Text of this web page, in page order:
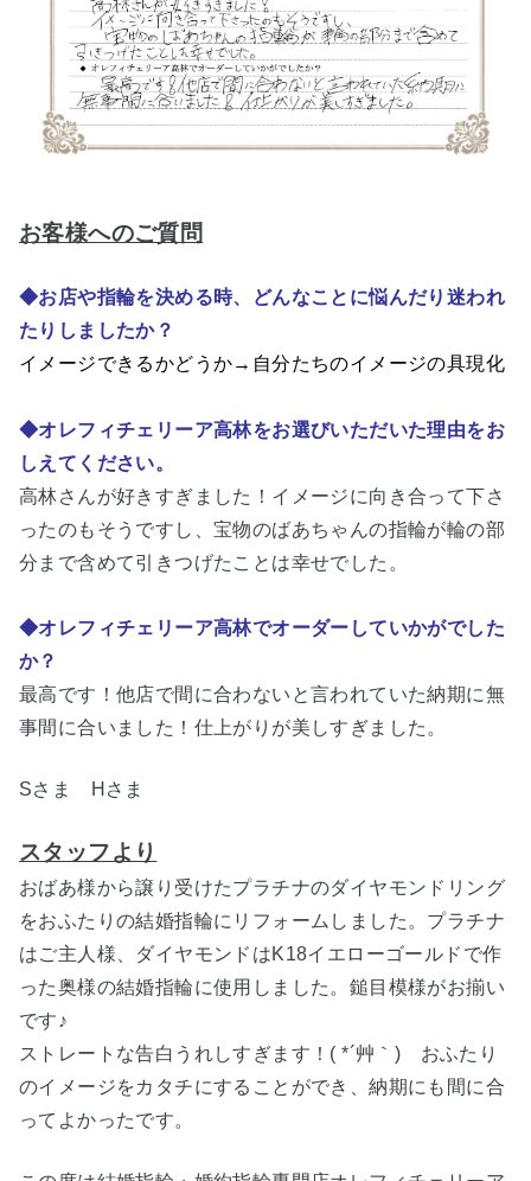
お客様へのご質問
◆お店や指輪を決める時、どんなことに悩んだり迷われ
たりしましたか？
イメージできるかどうか→自分たちのイメージの具現化
◆オレフィチェリーア高林をお選びいただいた理由をお
しえてください。
高林さんが好きすぎました！イメージに向き合って下さ
ったのもそうですし、宝物のばあちゃんの指輪が輪の部
分まで含めて引きつげたことは幸せでした。
◆オレフィチェリーア高林でオーダーしていかがでした
か？
最高です！他店で間に合わないと言われていた納期に無
事間に合いました！仕上がりが美しすぎました。
Sさま Hさま
スタッフより
おばあ様から譲り受けたプラチナのダイヤモンドリング
をおふたりの結婚指輪にリフォームしました。プラチナ
はご主人様、ダイヤモンドはK18イエローゴールドで作
った奥様の結婚指輪に使用しました。鎚目模様がお揃い
です♪
ストレートな告白うれしすぎます！( *´艸｀) おふたり
のイメージをカタチにすることができ、納期にも間に合
ってよかったです。